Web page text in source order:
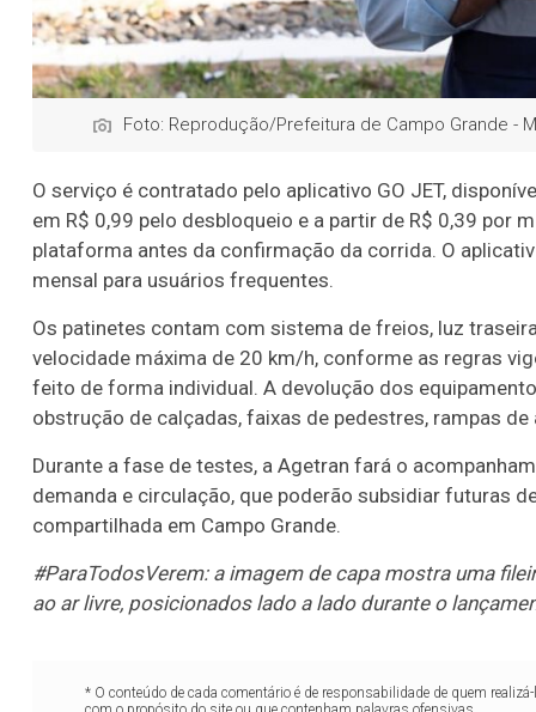
Foto: Reprodução/Prefeitura de Campo Grande -
O serviço é contratado pelo aplicativo GO JET,
em R$ 0,99 pelo desbloqueio e a partir de R$ 0,39
plataforma antes da confirmação da corrida. O
mensal para usuários frequentes.
Os patinetes contam com sistema de freios, luz
velocidade máxima de 20 km/h, conforme as regras
feito de forma individual. A devolução dos
obstrução de calçadas, faixas de pedestres, rampas
Durante a fase de testes, a Agetran fará o
demanda e circulação, que poderão subsidiar futuras
compartilhada em Campo Grande.
#ParaTodosVerem: a imagem de capa mostra uma
ao ar livre, posicionados lado a lado durante o
* O conteúdo de cada comentário é de responsabilidade de quem